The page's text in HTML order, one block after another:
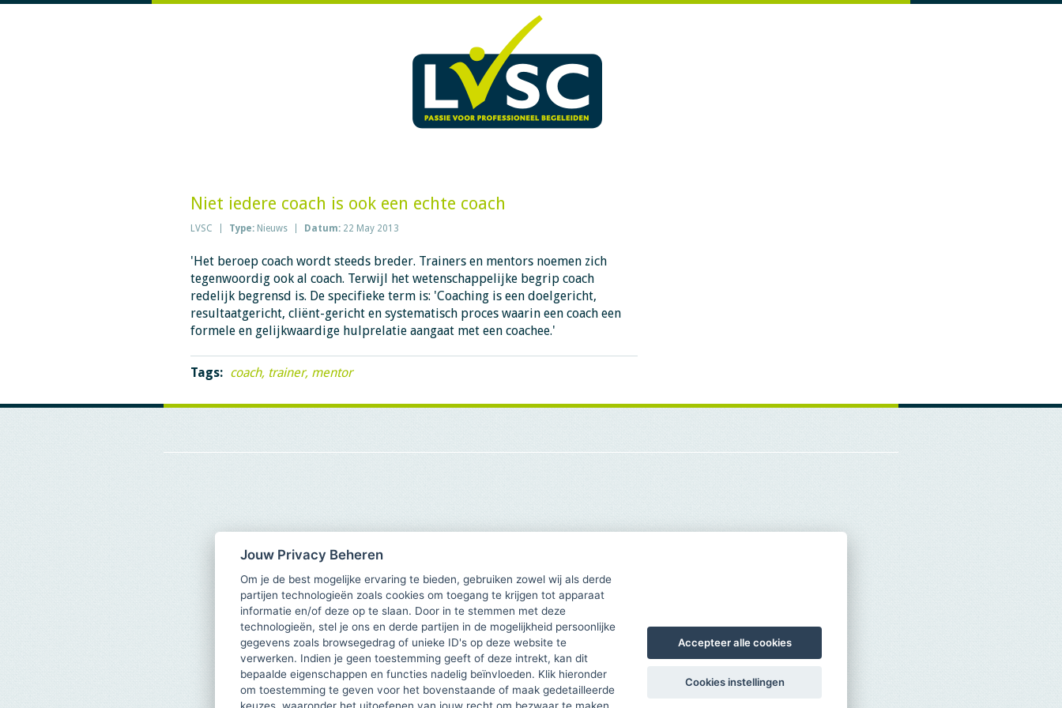
Niet iedere coach is ook een echte coach
LVSC Type: Nieuws Datum: 22 May 2013
'Het beroep coach wordt steeds breder. Trainers en mentors noemen zich
tegenwoordig ook al coach. Terwijl het wetenschappelijke begrip coach
redelijk begrensd is. De specifieke term is: 'Coaching is een doelgericht,
resultaatgericht, cliënt-gericht en systematisch proces waarin een coach een
formele en gelijkwaardige hulprelatie aangaat met een coachee.'
Tags: coach trainer mentor
Jouw Privacy Beheren
Om je de best mogelijke ervaring te bieden, gebruiken zowel wij als derde
partijen technologieën zoals cookies om toegang te krijgen tot apparaat
informatie en/of deze op te slaan. Door in te stemmen met deze
technologieën, stel je ons en derde partijen in de mogelijkheid persoonlijke
gegevens zoals browsegedrag of unieke ID's op deze website te
verwerken. Indien je geen toestemming geeft of deze intrekt, kan dit
bepaalde eigenschappen en functies nadelig beïnvloeden. Klik hieronder
om toestemming te geven voor het bovenstaande of maak gedetailleerde
Accepteer alle cookies
Cookies instellingen